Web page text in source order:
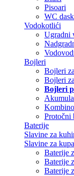
Pisoari
WC
Vodokotlići
Ugradni
Bojleri
Bojleri
Bojleri
Bojleri
Protočni
Baterije
Slavine za
Slavine za
Baterije
Baterije
Baterije